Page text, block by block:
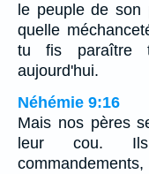
le peuple de
quelle
tu fis paraître
aujourd'hui.
Néhémie 9:16
Mais nos pères
leur cou. Ils
commandements,